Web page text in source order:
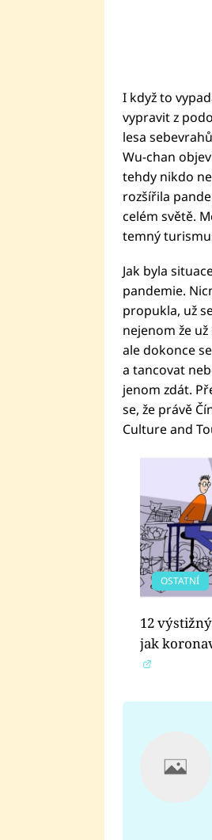
I když to
vypravit z
lesa
Wu-chan
tehdy nikdo
rozšířila
celém světě.
temný
Jak byla
pandemie.
propukla, už
nejenom že
ale dokonce
a tancovat
jenom zdát.
se, že právě
Culture and
OSTATNÍ
12
jak